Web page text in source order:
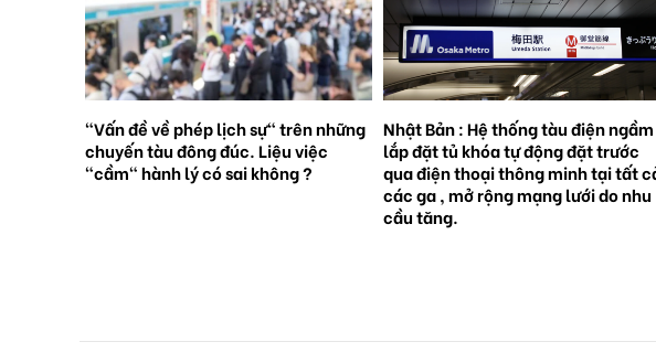
Nhật Bản : Hệ thống tàu điện ngầm
lắp đặt tủ khóa tự động đặt trước
qua điện thoại thông minh tại tất cả
Nhật Bản : 65% phụ nữ không muốn
sinh con, lần đầu tiên vượt qua nam
giới [Sách Trắng về Sinh Sản 2025]